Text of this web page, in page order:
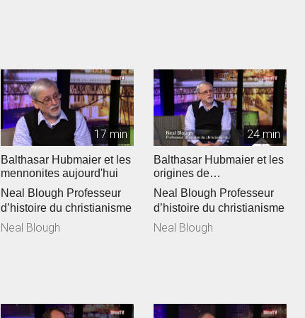
17 min
Balthasar Hubmaier et les
mennonites aujourd'hui
Neal Blough Professeur
d’histoire du christianisme
Neal Blough
24 min
Balthasar Hubmaier et les
origines de
l'anabaptisme »
Neal Blough Professeur
d’histoire du christianisme
Neal Blough